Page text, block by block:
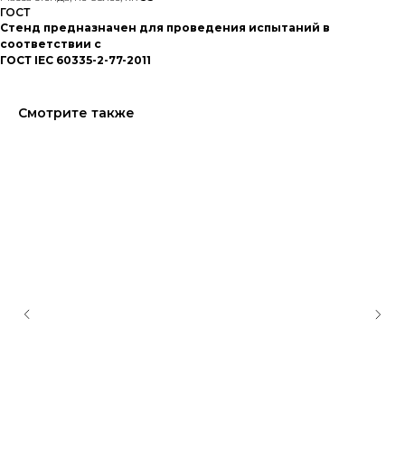
ГОСТ
Стенд предназначен для проведения испытаний в
соответствии с
ГОСТ IEC 60335-2-77-2011
Смотрите также